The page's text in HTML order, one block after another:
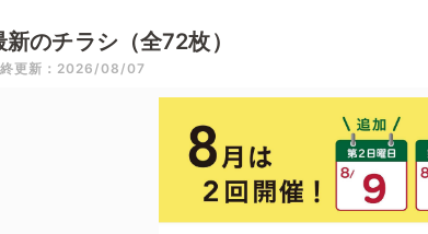
新のチラシ（全72枚）
更新：2026/08/07